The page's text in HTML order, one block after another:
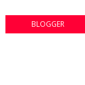
BLOGGER